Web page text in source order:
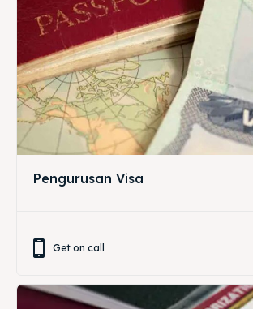
Pengurusan Visa
Get on call